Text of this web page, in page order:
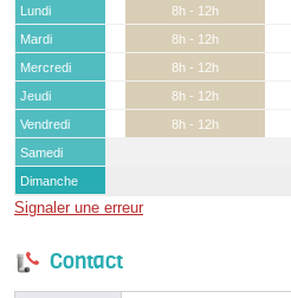
Lundi 8h - 12h
Mardi
8h - 12h
Mercredi
8h - 12h
Jeudi
8h - 12h
Vendredi
8h - 12h
Samedi
Dimanche
Signaler une erreur
Contact